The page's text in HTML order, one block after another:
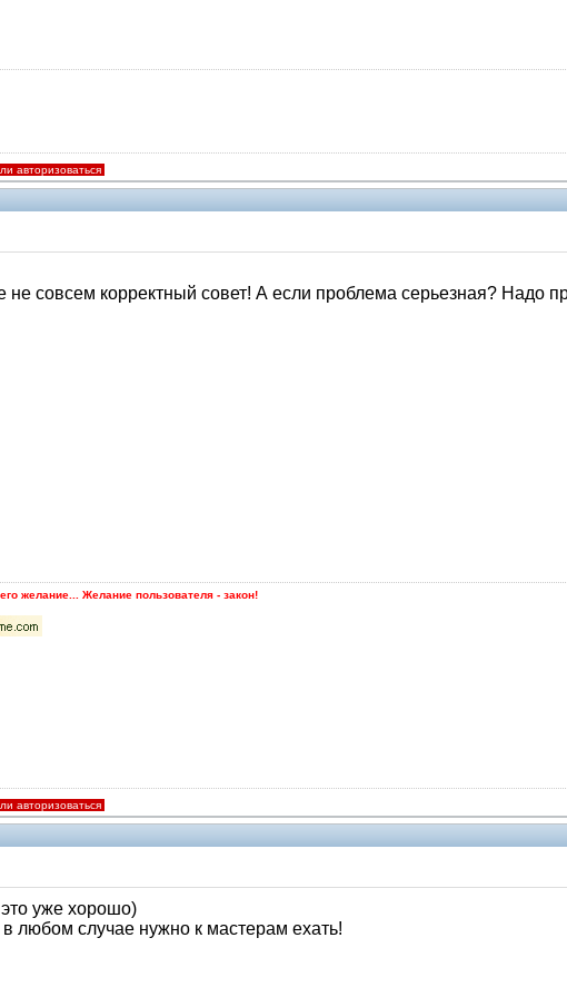
авторизоваться
совсем корректный совет! А если проблема серьезная? Надо
желание... Желание пользователя - закон!
авторизоваться
это уже хорошо)
в любом случае нужно к мастерам ехать!